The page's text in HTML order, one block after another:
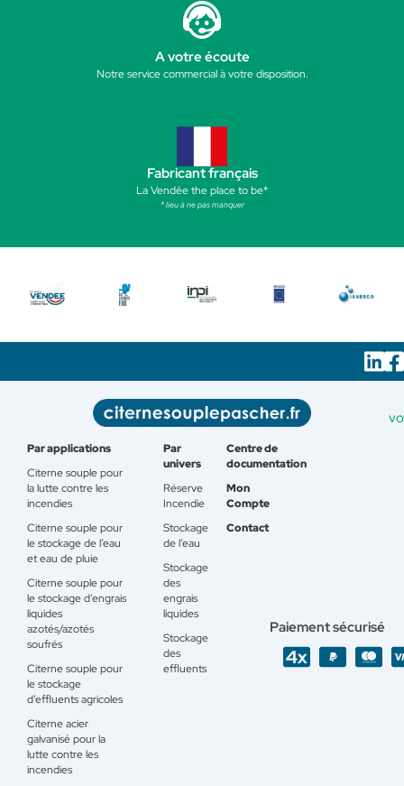
A votre écoute
Notre service commercial à votre disposition.
Fabricant français
La Vendée the place to be*
* lieu à ne pas manquer
Par applications
Citerne souple pour
la lutte contre les
incendies
Citerne souple pour
le stockage de l’eau
et eau de pluie
Citerne souple pour
le stockage d’engrais
liquides
azotés/azotés
soufrés
Citerne souple pour
le stockage
d’effluents agricoles
Citerne acier
galvanisé pour la
lutte contre les
incendies
Par
univers
Réserve
Incendie
Stockage
de l’eau
Stockage
des
engrais
liquides
Stockage
des
effluents
Centre de
documentation
Mon
Compte
Contact
Paiement sécurisé